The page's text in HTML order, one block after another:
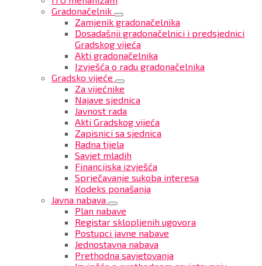
Gradonačelnik
Zamjenik gradonačelnika
Dosadašnji gradonačelnici i predsjednici
Gradskog vijeća
Akti gradonačelnika
Izvješća o radu gradonačelnika
Gradsko vijeće
Za vijećnike
Najave sjednica
Javnost rada
Akti Gradskog vijeća
Zapisnici sa sjednica
Radna tijela
Savjet mladih
Financijska izvješća
Sprječavanje sukoba interesa
Kodeks ponašanja
Javna nabava
Plan nabave
Registar sklopljenih ugovora
Postupci javne nabave
Jednostavna nabava
Prethodna savjetovanja